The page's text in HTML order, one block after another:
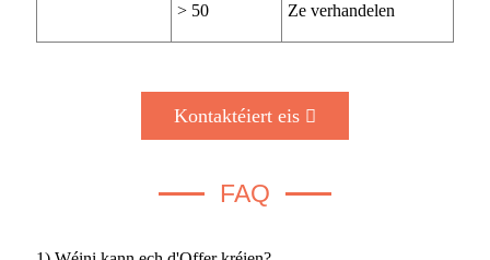
> 50 Ze verhandelen
Kontaktéiert eis
FAQ